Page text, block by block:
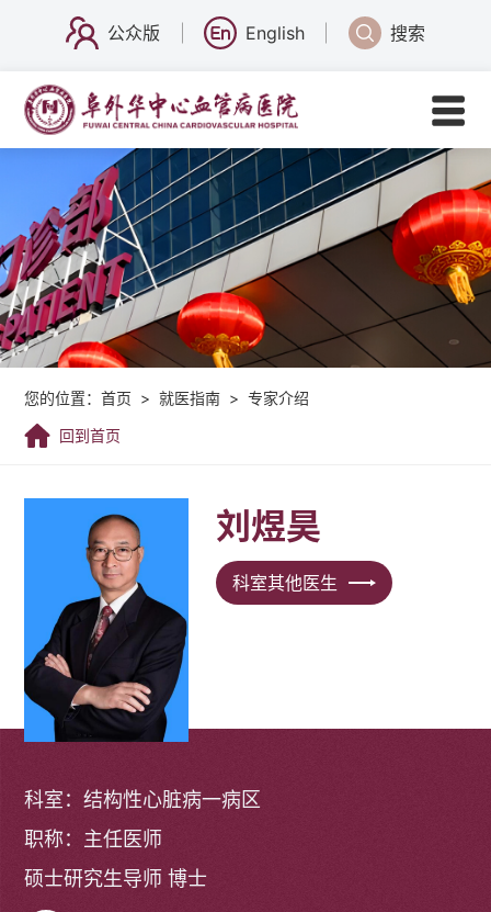
公众版 English 搜索
您的位置：首页 > 就医指南 > 专家介绍
回到首页
刘煜昊
科室其他医生
科室：结构性心脏病一病区
职称：主任医师
硕士研究生导师 博士